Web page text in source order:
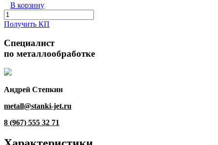
В корзину
Получить КП
Специалист
по металлообработке
Андрей Степкин
metall@stanki-jet.ru
8 (967) 555 32 71